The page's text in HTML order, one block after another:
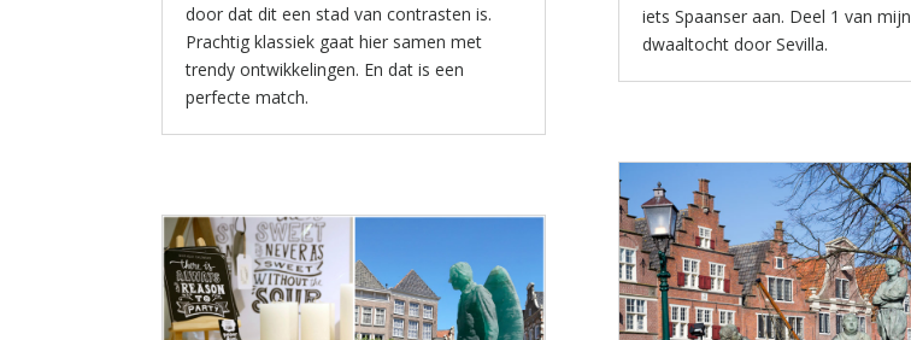
door dat dit een stad van contrasten is.
Prachtig klassiek gaat hier samen met
trendy ontwikkelingen. En dat is een
perfecte match.
iets Spaanser aan. Deel 1 van mijn
dwaaltocht door Sevilla.